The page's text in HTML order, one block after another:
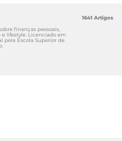
finanças pessoais,
e lifestyle. Licenciado em
pela Escola Superior de
1641 Artigos